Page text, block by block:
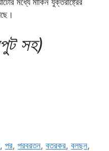
সহ)
,পর,পরবরতন,বতরকর,বলছন,